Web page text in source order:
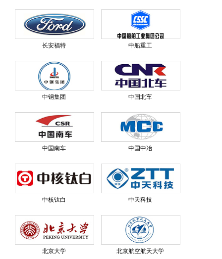
长安福特 中船重工
中钢集团 中国北车
中国南车 中国中冶
中核钛白 中天科技
北京大学 北京航空航天大学